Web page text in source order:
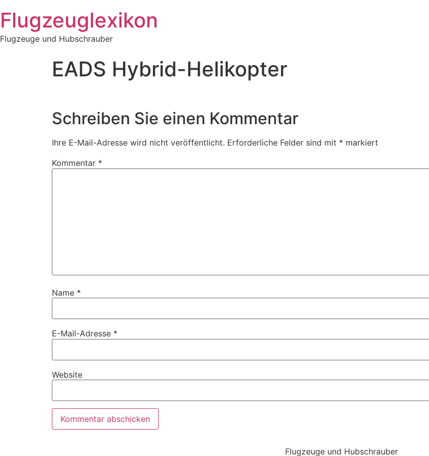
Inhalt
springen
Flugzeuglexikon
Flugzeuge und Hubschrauber
EADS Hybrid-Helikopter
Schreiben Sie einen Kommentar
Ihre E-Mail-Adresse wird nicht veröffentlicht. Erforderliche Felder sind mit * markiert
Kommentar *
Name *
E-Mail-Adresse *
Website
Flugzeuge und Hubschrauber